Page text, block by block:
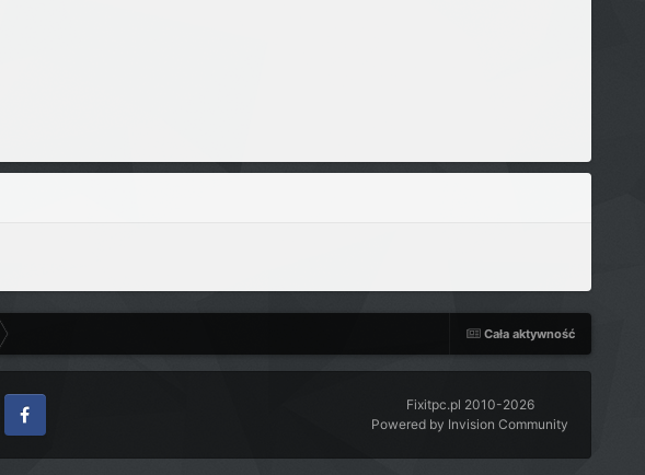
Cała aktywność
Facebook
Fixitpc.pl 2010-2026
Powered by Invision Community